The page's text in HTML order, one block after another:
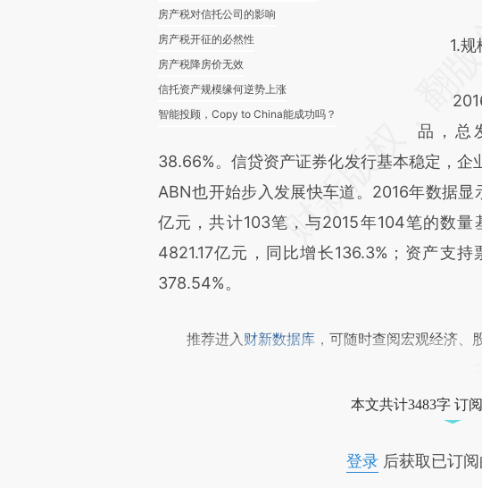
房产税对信托公司的影响
房产税开征的必然性
房产税降房价无效
信托资产规模缘何逆势上涨
智能投顾，Copy to China能成功吗？
1.规模
2016
品，总
38.66%。信贷资产证券化发行基本稳定，企
ABN也开始步入发展快车道。2016年数据
亿元，共计103笔，与2015年104笔的数
4821.17亿元，同比增长136.3%；资产支
378.54%。
推荐进入 财新数据库 ，可随时查阅宏观经济、
本文共计3483字 订
登录后获取已订阅